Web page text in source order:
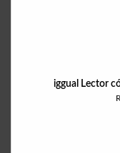
iggual Lector